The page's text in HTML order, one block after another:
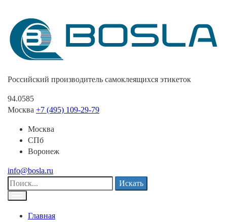
Российский производитель самоклеящихся этикеток
94.0585
Москва +7 (495) 109-29-79
Москва
СПб
Воронеж
info@bosla.ru
Искать
Главная